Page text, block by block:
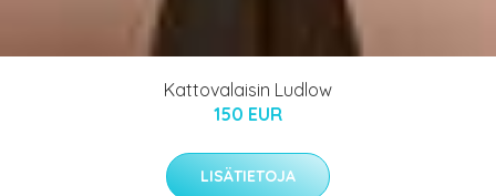
Kattovalaisin Ludlow
150 EUR
LISÄTIETOJA